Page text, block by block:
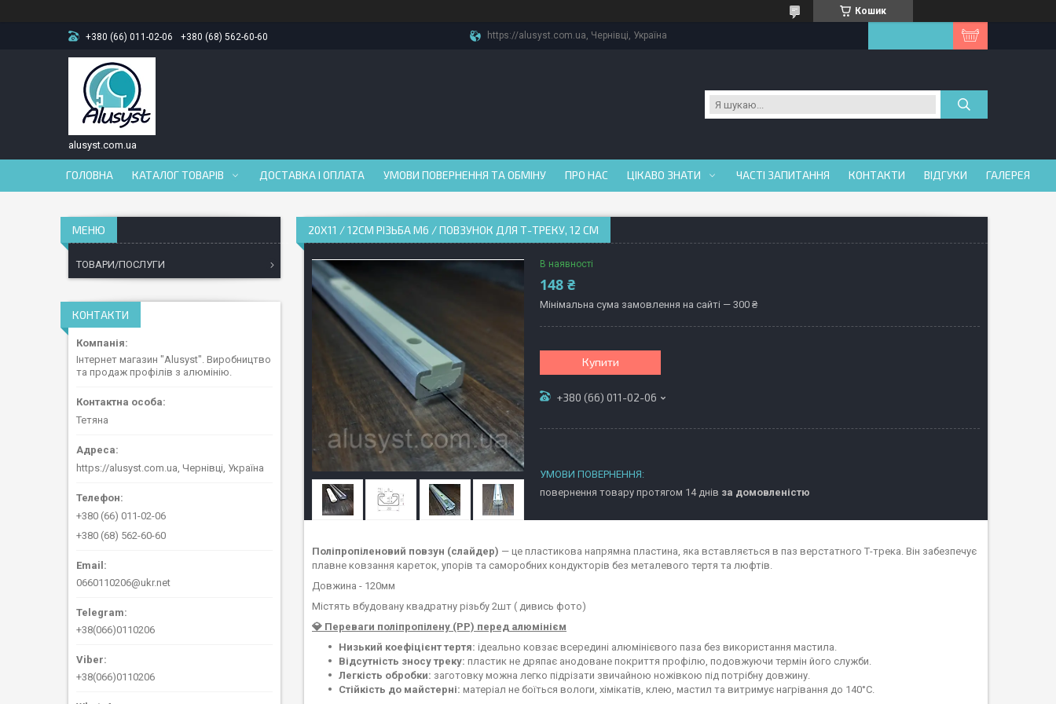
Кошик
+380 (66) 011-02-06 +380 (68) 562-60-60 https://alusyst.com.ua, Чернівці, Україна
alusyst.com.ua
ГОЛОВНА КАТАЛОГ ТОВАРІВ ДОСТАВКА І ОПЛАТА УМОВИ ПОВЕРНЕННЯ ТА ОБМІНУ ПРО НАС ЦІКАВО ЗНАТИ ЧАСТІ ЗАПИТАННЯ КОНТАКТИ ВІДГУКИ ГАЛЕРЕЯ
20Х11 / 12СМ РІЗЬБА М6 / ПОВЗУНОК ДЛЯ Т-ТРЕКУ, 12 СМ
В наявності
148 ₴
Мінімальна сума замовлення на сайті — 300 ₴
Купити
+380 (66) 011-02-06
повернення товару протягом 14 днів за домовленістю
Поліпропіленовий повзун (слайдер) — це пластикова напрямна пластина, яка вставляється в паз верстатного Т-трека. Він забезпечує
плавне ковзання кареток, упорів та саморобних кондукторів без металевого тертя та люфтів.
Довжина - 120мм
Містять вбудовану квадратну різьбу 2шт ( дивись фото)
💎 Переваги поліпропілену (PP) перед алюмінієм
Низький коефіцієнт тертя: ідеально ковзає всередині алюмінієвого паза без використання мастила.
Відсутність зносу треку: пластик не дряпає анодоване покриття профілю, подовжуючи термін його служби.
Легкість обробки: заготовку можна легко підрізати звичайною ножівкою під потрібну довжину.
Стійкість до майстерні: матеріал не боїться вологи, хімікатів, клею, мастил та витримує нагрівання до 140°C.
ТОВАРИ/ПОСЛУГИ
КОНТАКТИ
Інтернет магазин "Alusyst". Виробництво
та продаж профілів з алюмінію.
Тетяна
https://alusyst.com.ua, Чернівці, Україна
+380 (66) 011-02-06
+380 (68) 562-60-60
0660110206@ukr.net
+38(066)0110206
+38(066)0110206